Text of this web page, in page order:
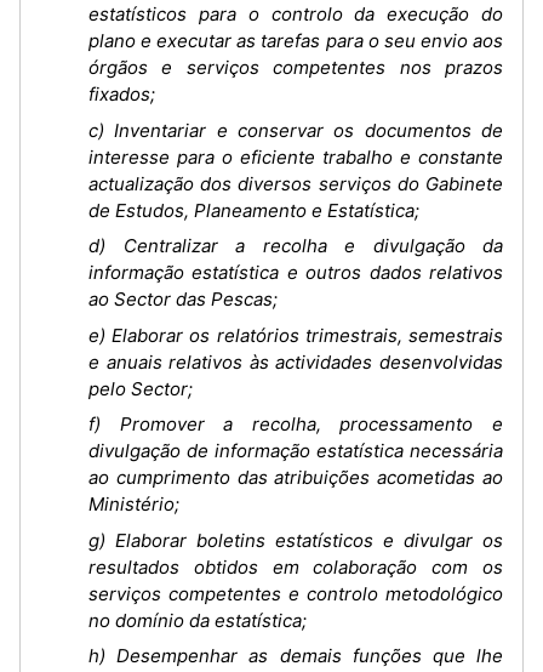
estatísticos para o controlo da execução do
plano e executar as tarefas para o seu envio aos
órgãos e serviços competentes nos prazos
fixados;
c) Inventariar e conservar os documentos de
interesse para o eficiente trabalho e constante
actualização dos diversos serviços do Gabinete
de Estudos, Planeamento e Estatística;
d) Centralizar a recolha e divulgação da
informação estatística e outros dados relativos
ao Sector das Pescas;
e) Elaborar os relatórios trimestrais, semestrais
e anuais relativos às actividades desenvolvidas
pelo Sector;
f) Promover a recolha, processamento e
divulgação de informação estatística necessária
ao cumprimento das atribuições acometidas ao
Ministério;
g) Elaborar boletins estatísticos e divulgar os
resultados obtidos em colaboração com os
serviços competentes e controlo metodológico
no domínio da estatística;
h) Desempenhar as demais funções que lhe